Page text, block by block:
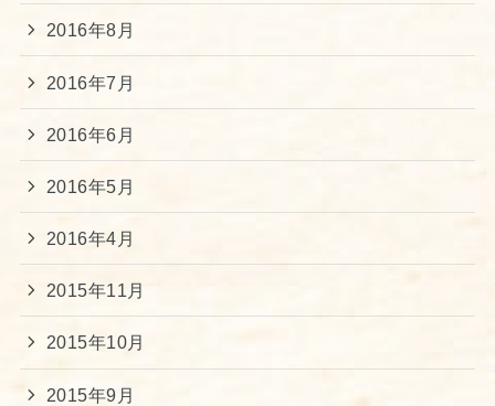
2016年8月
2016年7月
2016年6月
2016年5月
2016年4月
2015年11月
2015年10月
2015年9月